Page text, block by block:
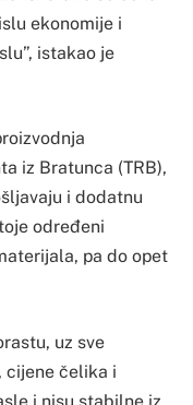
ekonomije i
istakao je
iz Bratunca (TRB),
i dodatnu
određeni
pa do opet
uz sve
cijene čelika i